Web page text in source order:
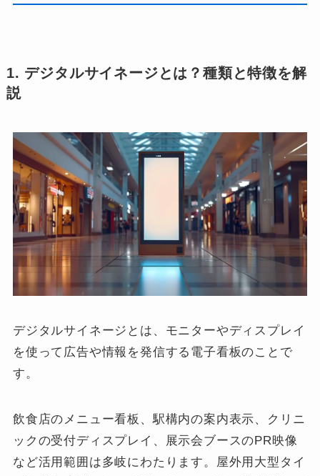
1. デジタルサイネージとは？種類と特徴を解
説
デジタルサイネージとは、モニターやディスプレイ
を使って広告や情報を発信する電子看板のことで
す。
飲食店のメニュー看板、駅構内の案内表示、クリニ
ックの受付ディスプレイ、展示会ブースのPR映像
など活用範囲は多岐にわたります。屋外用大型タイ